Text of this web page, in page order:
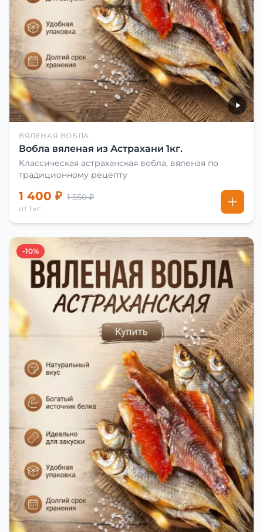
ВЯЛЕНАЯ ВОБЛА
Вобла вяленая из Астрахани 1кг.
Классическая астраханская вобла, вяленая по
традиционному рецепту
1 400 ₽ 1 550 ₽
от 1 кг.
-10%